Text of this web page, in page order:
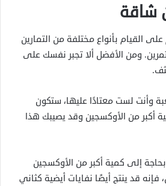
شاقة
القيام بأنواع مختلفة من التمارين
ومن الأفضل ألا تجبر نفسك على
وأنت لست معتادًا عليها، ستكون
أكبر من الأوكسجين وقد يصيبك هذا
إلى كمية أكبر من الأوكسجين
فإنه قد ينتج أيضًا نفايات أيضية كثاني